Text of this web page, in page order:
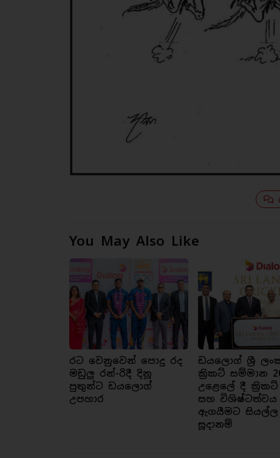
You May Also Like
රට වෙනුවෙන් පොදු රද
මඩුලු රන්-රිදී දිනූ
පුතුන්ට ඩයලොග්
උපහාර
ඩයලොග් ශ්‍රී
ක්‍රිකට් සම්මාන
උළෙලේ දී
සහ විශිෂ්ටත්වය
ඇගයීමට සියල්ල
සූදානම්